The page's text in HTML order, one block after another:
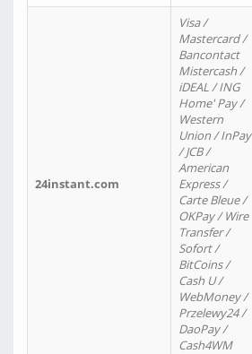
24instant.com
Visa /
Mastercard /
Bancontact
Mistercash /
iDEAL / ING
Home' Pay /
Western
Union / InPay
/ JCB /
American
Express /
Carte Bleue /
OKPay / Wire
Transfer /
Sofort /
BitCoins /
Cash U /
WebMoney /
Przelewy24 /
DaoPay /
Cash4WM